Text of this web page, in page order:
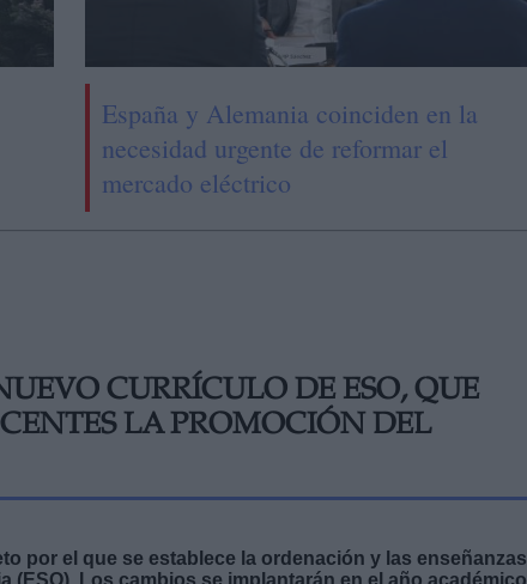
España y Alemania coinciden en la
necesidad urgente de reformar el
mercado eléctrico
CURRÍCULO DE ESO, QUE
LA PROMOCIÓN DEL
por el que se establece la ordenación y las enseñanzas
(ESO). Los cambios se implantarán en el año académico